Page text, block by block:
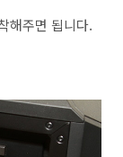
해주면 됩니다.